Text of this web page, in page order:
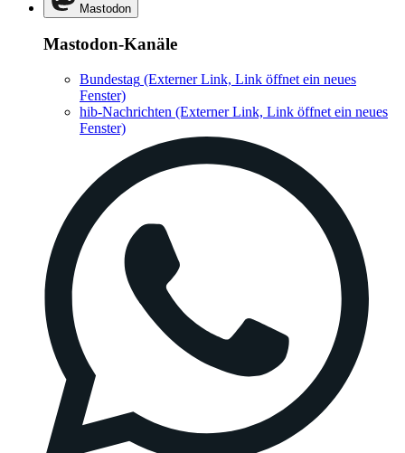
Mastodon
Mastodon-Kanäle
Bundestag (Externer Link, Link öffnet ein neues
Fenster)
hib-Nachrichten (Externer Link, Link öffnet ein neues
Fenster)